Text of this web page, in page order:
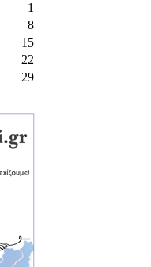
1
8
15
22
29